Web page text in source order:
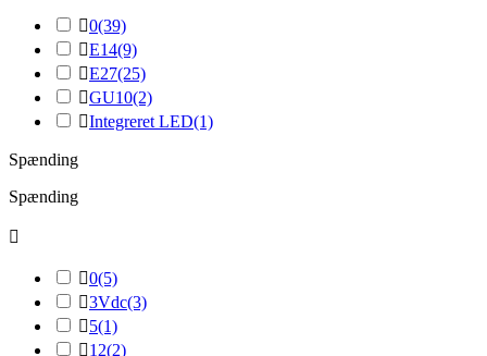
0(39)
E14(9)
E27(25)
GU10(2)
Integreret LED(1)
Spænding
Spænding

0(5)
3Vdc(3)
5(1)
12(2)